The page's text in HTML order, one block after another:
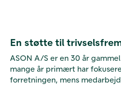
En støtte til
ASON A/S er en 30 år
mange år primært har
forretningen, mens